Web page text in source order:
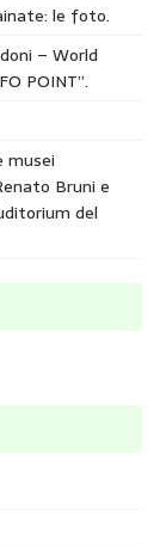
le foto.
– World
POINT”.
musei
Bruni e
del